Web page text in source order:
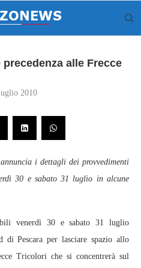
alle Frecce
2010
i dettagli dei provvedimenti
30 e sabato 31 luglio in alcune
venerdì 30 e sabato 31 luglio
di Pescara per lasciare spazio allo
Tricolori che si concentrerà sul